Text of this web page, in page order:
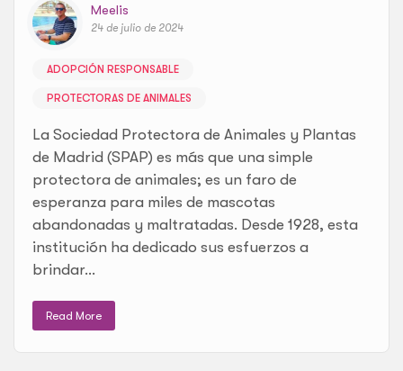
Meelis
24 de julio de 2024
ADOPCIÓN RESPONSABLE
PROTECTORAS DE ANIMALES
La Sociedad Protectora de Animales y Plantas
de Madrid (SPAP) es más que una simple
protectora de animales; es un faro de
esperanza para miles de mascotas
abandonadas y maltratadas. Desde 1928, esta
institución ha dedicado sus esfuerzos a
brindar...
Read More